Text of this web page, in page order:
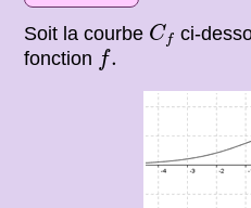
Soit la courbe Cf
Cf
ci-
fonction f.
f.